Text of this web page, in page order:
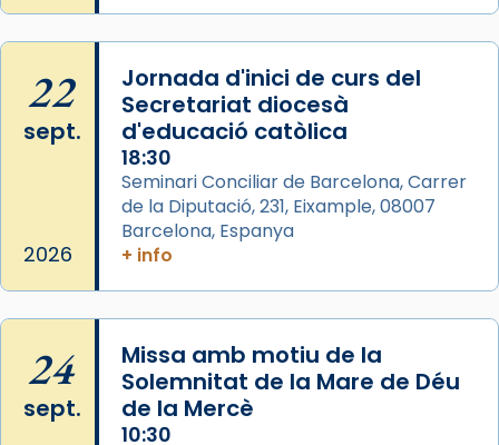
Memòria de les santes Juliana i
Semproniana, verges i màrtirs.
Acompanyant la història de sant Cugat, a
partir de l’Edat Mitjana sorgeix la tradició
que les santes Juliana (“relatiu a Júlia”) i
Semproniana (“relatiu a Semprònia =
eterna”) són deixebles seves. I l’any 1667, el
frare Joan Gaspar Roig, afirma en una obra
Foto
View on Facebook · Share
22
sept.
2026
Jornada d'inici de curs del
Secretariat diocesà
d'educació catòlica
18:30
Seminari Conciliar de Barcelona, Carrer
de la Diputació, 231, Eixample, 08007
Barcelona, Espanya
+ info
24
sept.
Missa amb motiu de la
Solemnitat de la Mare de Déu
de la Mercè
10:30